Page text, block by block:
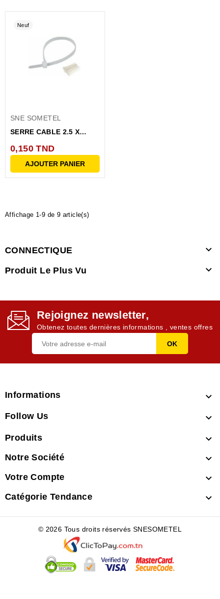
Neuf
SNE SOMETEL
SERRE CABLE 2.5 X
0,150 TND
AJOUTER PANIER
Affichage 1-9 de 9 article(s)
CONNECTIQUE 
Produit Le Plus Vu 
Rejoignez newsletter,
Obtenez toutes dernières informations , ventes offres
Informations 
Follow Us 
Produits 
Notre Société 
Votre Compte 
Catégorie Tendance 
© 2026 Tous droits réservés SNESOMETEL